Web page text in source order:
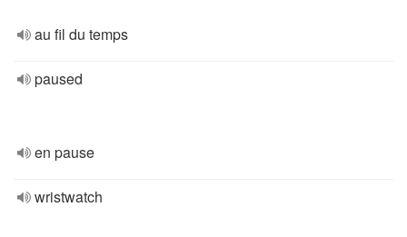
au fil du temps
paused
en pause
wristwatch